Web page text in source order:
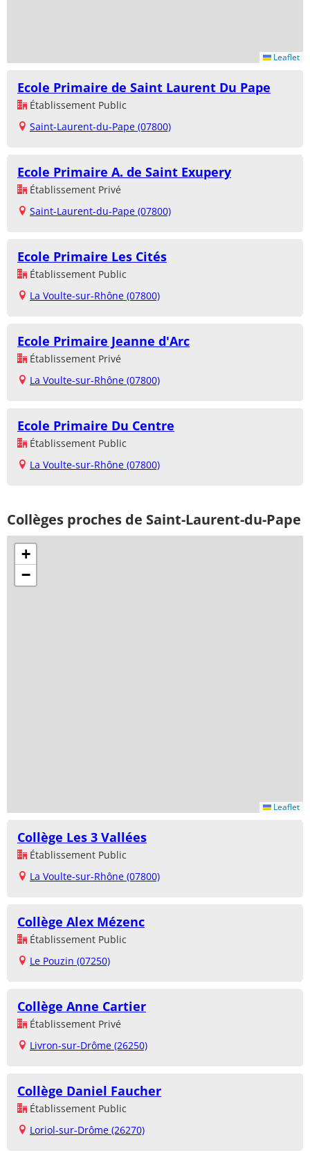
Leaflet
Ecole Primaire de Saint Laurent Du Pape
Établissement Public
Saint-Laurent-du-Pape (07800)
Ecole Primaire A. de Saint Exupery
Établissement Privé
Saint-Laurent-du-Pape (07800)
Ecole Primaire Les Cités
Établissement Public
La Voulte-sur-Rhône (07800)
Ecole Primaire Jeanne d'Arc
Établissement Privé
La Voulte-sur-Rhône (07800)
Ecole Primaire Du Centre
Établissement Public
La Voulte-sur-Rhône (07800)
Collèges proches de Saint-Laurent-du-Pape
+
−
Leaflet
Collège Les 3 Vallées
Établissement Public
La Voulte-sur-Rhône (07800)
Collège Alex Mézenc
Établissement Public
Le Pouzin (07250)
Collège Anne Cartier
Établissement Privé
Livron-sur-Drôme (26250)
Collège Daniel Faucher
Établissement Public
Loriol-sur-Drôme (26270)